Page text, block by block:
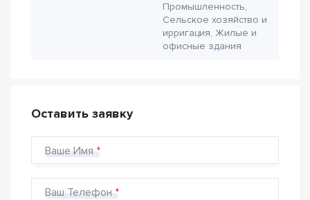
Промышленность,
Сельское хозяйство и
ирригация, Жилые и
офисные здания
Оставить заявку
Ваше Имя
Ваш Телефон